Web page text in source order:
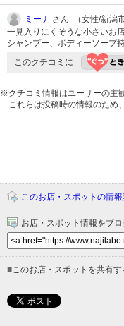
ミーナ さん （女性/新潟
一見入りにくそうな小さいお
シャンプー、ボディーソープ
このクチコミに
※クチコミ情報はユーザーの主
これらは投稿時の情報のため
このお店・スポットの情
お店・スポット情報をブ
■このお店・スポットを共有す